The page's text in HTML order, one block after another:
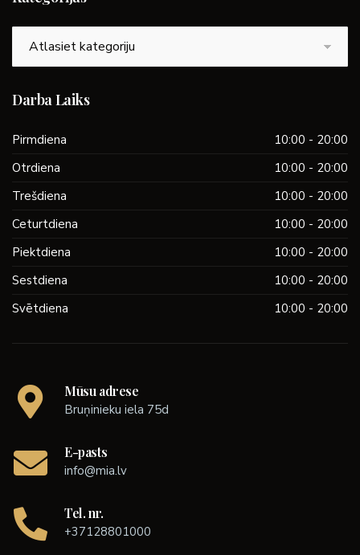
Darba Laiks
Pirmdiena
10:00 - 20:00
Otrdiena
10:00 - 20:00
Trešdiena
10:00 - 20:00
Ceturtdiena
10:00 - 20:00
Piektdiena
10:00 - 20:00
Sestdiena
10:00 - 20:00
Svētdiena
10:00 - 20:00
Mūsu adrese
Bruņinieku iela 75d
E-pasts
info@mia.lv
Tel. nr.
+37128801000